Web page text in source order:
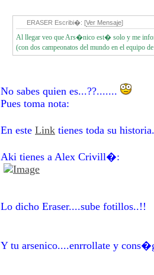
ERASER Escribi�: [Ver Mensaje]
Al llegar veo que Ars�nico est� solo y me
(con dos campeonatos del mundo en el equipo
No sabes quien es...??.......
Pues toma nota:
En este Link tienes toda su
Aki tienes a Alex Crivill�:
Lo dicho Eraser....sube fotillos..!!
Y tu arsenico....enrrollate y